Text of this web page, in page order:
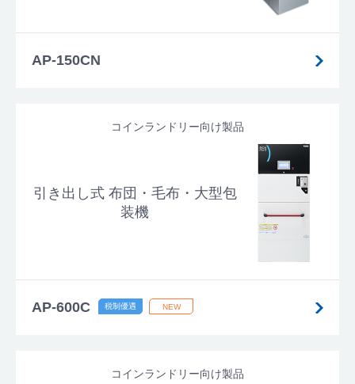
AP-150CN
コインランドリー向け製品
引き出し式 布団・毛布・大型包
装機
AP-600C
コインランドリー向け製品